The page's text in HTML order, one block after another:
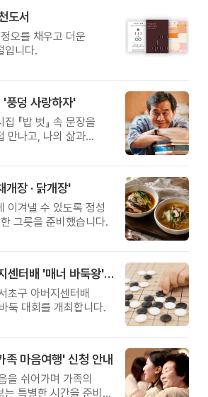
께하는 태초먹거리
도서
오를 채우고 더운
입니다.
'풍덩 사랑하자'
『밥 벗』 속 문장을
만나고, 나의 삶과
개장 · 닭개장'
이겨낼 수 있도록 정성
그릇을 준비했습니다.
제3회 서초구 아버지센터배 '매너 바둑왕' 대회
초구 아버지센터배
둑 대회를 개최합니다.
족 마음여행' 신청 안내
을 쉬어가며 가족의
특별한 시간을 준비해